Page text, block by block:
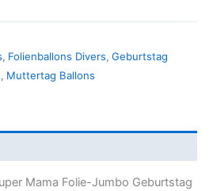
, Folienballons Divers, Geburtstag
, Muttertag Ballons
Mama Folie-Jumbo Geburtstag